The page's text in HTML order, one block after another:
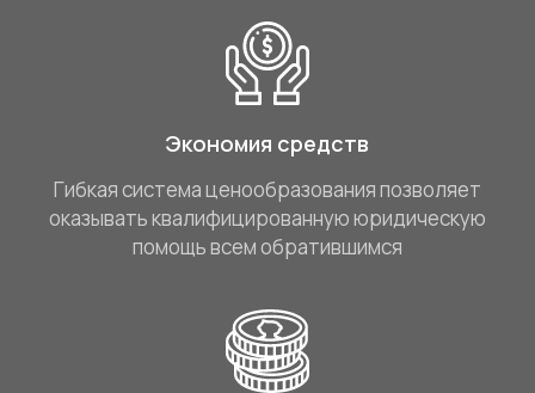
Экономия средств
Гибкая система ценообразования позволяет
оказывать квалифицированную юридическую
помощь всем обратившимся